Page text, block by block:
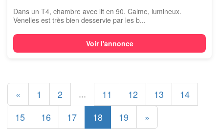
Dans un T4, chambre avec lit en 90. Calme, lumineux.
Venelles est très bien desservie par les b...
Voir l'annonce
« 1 2 ... 11 12 13
14
15
16 17 18 19 »